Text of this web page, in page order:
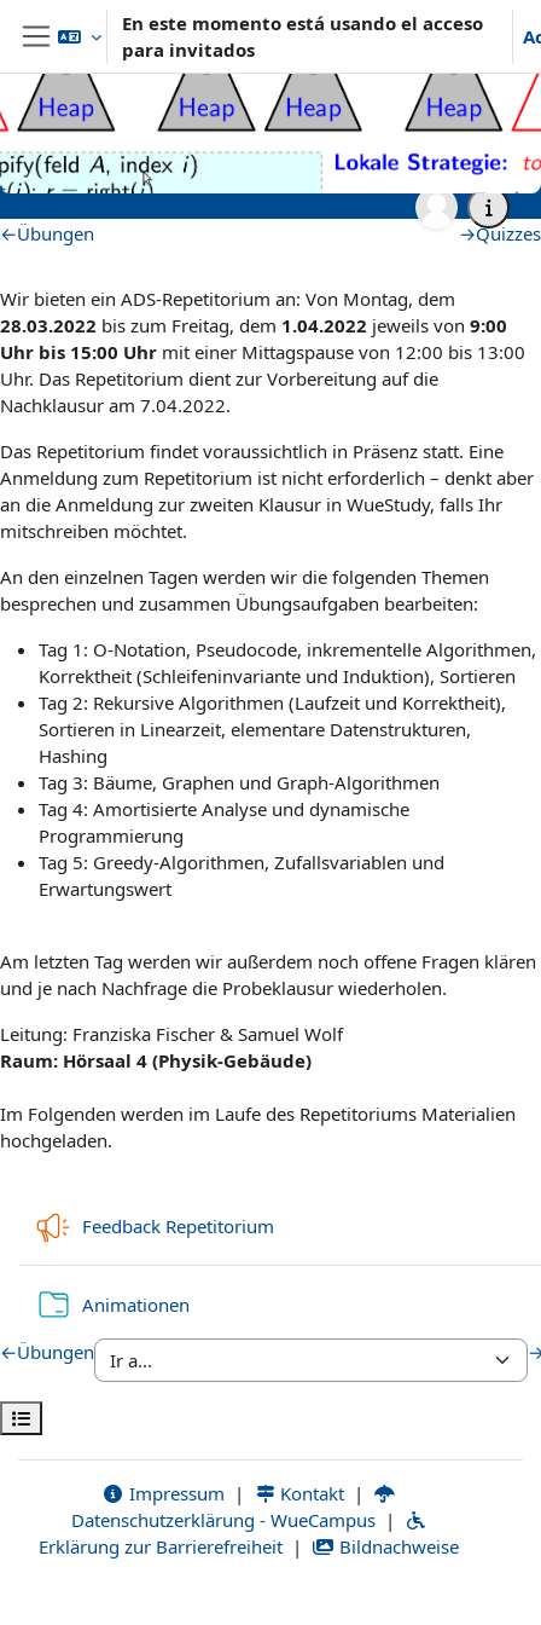
Salta al contenido principal
Panel lateral
En este momento está usando el acceso
para invitados
Abrir índice del curso
Archiv Wintersemester 2021/2022 ADS-Repetitorium
ADS-Repetitorium
Perfilado de sección
←Übungen →Quizzes
Wir bieten ein ADS-Repetitorium an: Von Montag, dem
28.03.2022 bis zum Freitag, dem 1.04.2022 jeweils von 9:00
Uhr bis 15:00 Uhr mit einer Mittagspause von 12:00 bis 13:00
Uhr. Das Repetitorium dient zur Vorbereitung auf die
Nachklausur am 7.04.2022.
Das Repetitorium findet voraussichtlich in Präsenz statt. Eine
Anmeldung zum Repetitorium ist nicht erforderlich – denkt aber
an die Anmeldung zur zweiten Klausur in WueStudy, falls Ihr
mitschreiben möchtet.
An den einzelnen Tagen werden wir die folgenden Themen
besprechen und zusammen Übungsaufgaben bearbeiten:
Tag 1: O-Notation, Pseudocode, inkrementelle Algorithmen,
Korrektheit (Schleifeninvariante und Induktion), Sortieren
Tag 2: Rekursive Algorithmen (Laufzeit und Korrektheit),
Sortieren in Linearzeit, elementare Datenstrukturen,
Hashing
Tag 3: Bäume, Graphen und Graph-Algorithmen
Tag 4: Amortisierte Analyse und dynamische
Programmierung
Tag 5: Greedy-Algorithmen, Zufallsvariablen und
Erwartungswert
Am letzten Tag werden wir außerdem noch offene Fragen klären
und je nach Nachfrage die Probeklausur wiederholen.
Leitung: Franziska Fischer & Samuel Wolf
Raum: Hörsaal 4 (Physik-Gebäude)
Im Folgenden werden im Laufe des Repetitoriums Materialien
hochgeladen.
Feedback Repetitorium
Animationen
←Übungen
Impressum | Kontakt |
Datenschutzerklärung - WueCampus |
Erklärung zur Barrierefreiheit | Bildnachweise